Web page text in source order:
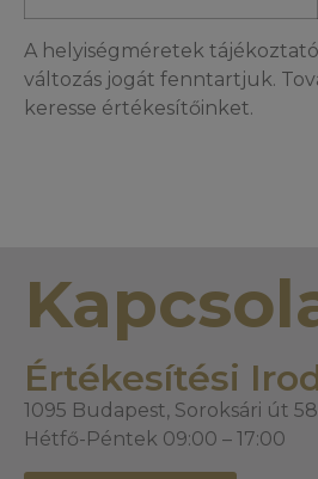
A helyiségméretek
változás jogát fenntartjuk.
keresse értékesítőinket.
Értékesítési
1095 Budapest, Soroksári út
Hétfő-Péntek 09:00 – 17:00